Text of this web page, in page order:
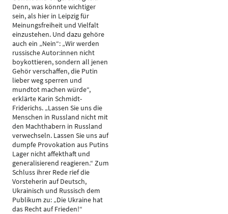
Denn, was könnte wichtiger
sein, als hier in Leipzig für
Meinungsfreiheit und Vielfalt
einzustehen. Und dazu gehöre
auch ein „Nein“: „Wir werden
russische Autor:innen nicht
boykottieren, sondern all jenen
Gehör verschaffen, die Putin
lieber weg sperren und
mundtot machen würde“,
erklärte Karin Schmidt-
Friderichs. „Lassen Sie uns die
Menschen in Russland nicht mit
den Machthabern in Russland
verwechseln. Lassen Sie uns auf
dumpfe Provokation aus Putins
Lager nicht affekthaft und
generalisierend reagieren.“ Zum
Schluss ihrer Rede rief die
Vorsteherin auf Deutsch,
Ukrainisch und Russisch dem
Publikum zu: „Die Ukraine hat
das Recht auf Frieden!“